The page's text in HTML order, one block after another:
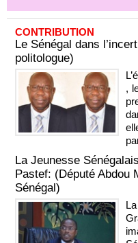
CONTRIBUTION
Le Sénégal dans
politologue)
,
La Jeunesse
Pastef: (Député Abdou
Sénégal)